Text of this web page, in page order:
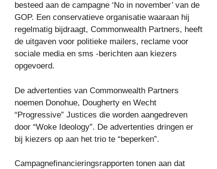
besteed aan de campagne ‘No in november’ van de
GOP. Een conservatieve organisatie waaraan hij
regelmatig bijdraagt, Commonwealth Partners, heeft
de uitgaven voor politieke mailers, reclame voor
sociale media en sms -berichten aan kiezers
opgevoerd.
De advertenties van Commonwealth Partners
noemen Donohue, Dougherty en Wecht
“Progressive” Justices die worden aangedreven
door “Woke Ideology”. De advertenties dringen er
bij kiezers op aan het trio te “beperken”.
Campagnefinancieringsrapporten tonen aan dat